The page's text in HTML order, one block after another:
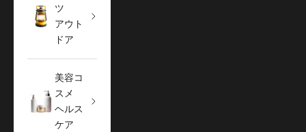
ツ
アウト
ドア
美容コ
スメ
ヘルス
ケア